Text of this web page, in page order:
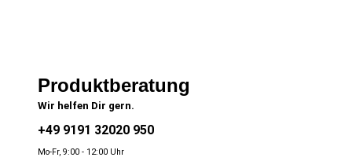
Produktberatung
Wir helfen Dir gern.
+49 9191 32020 950
Mo-Fr, 9:00 - 12:00 Uhr